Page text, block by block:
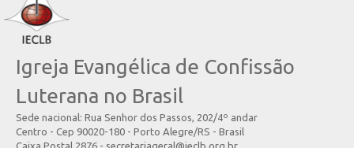
Igreja Evangélica de Confissão
Luterana no Brasil
Sede nacional: Rua Senhor dos Passos, 202/4º andar
Centro - Cep 90020-180 - Porto Alegre/RS - Brasil
Caixa Postal 2876 - secretariageral@ieclb.org.br